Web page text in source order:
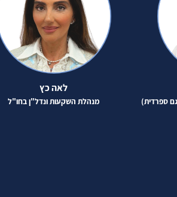
ספרדית)
לאה כץ
מנהלת השקעות ונדל"ן בחו"ל